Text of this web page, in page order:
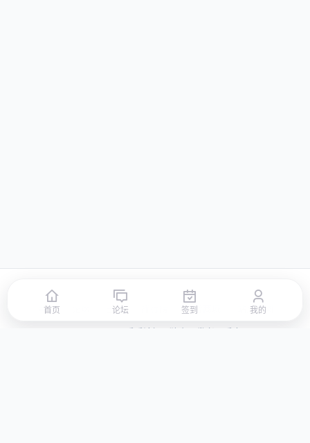
首页 签到 积分商城 站点地图
© 2026 LLBBS 乐乐论坛 · 独立开发者阿乐出品
首页 论坛 签到 我的